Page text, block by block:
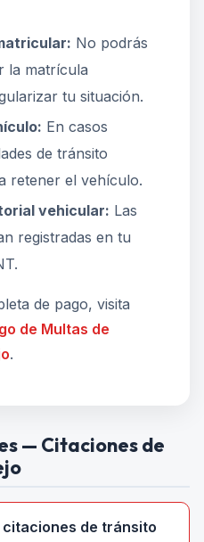
No podrás
la matrícula
tu situación.
En casos
de tránsito
retener el vehículo.
vehicular: Las
registradas en tu
de pago, visita
de Multas de
.
— Citaciones de
de tránsito